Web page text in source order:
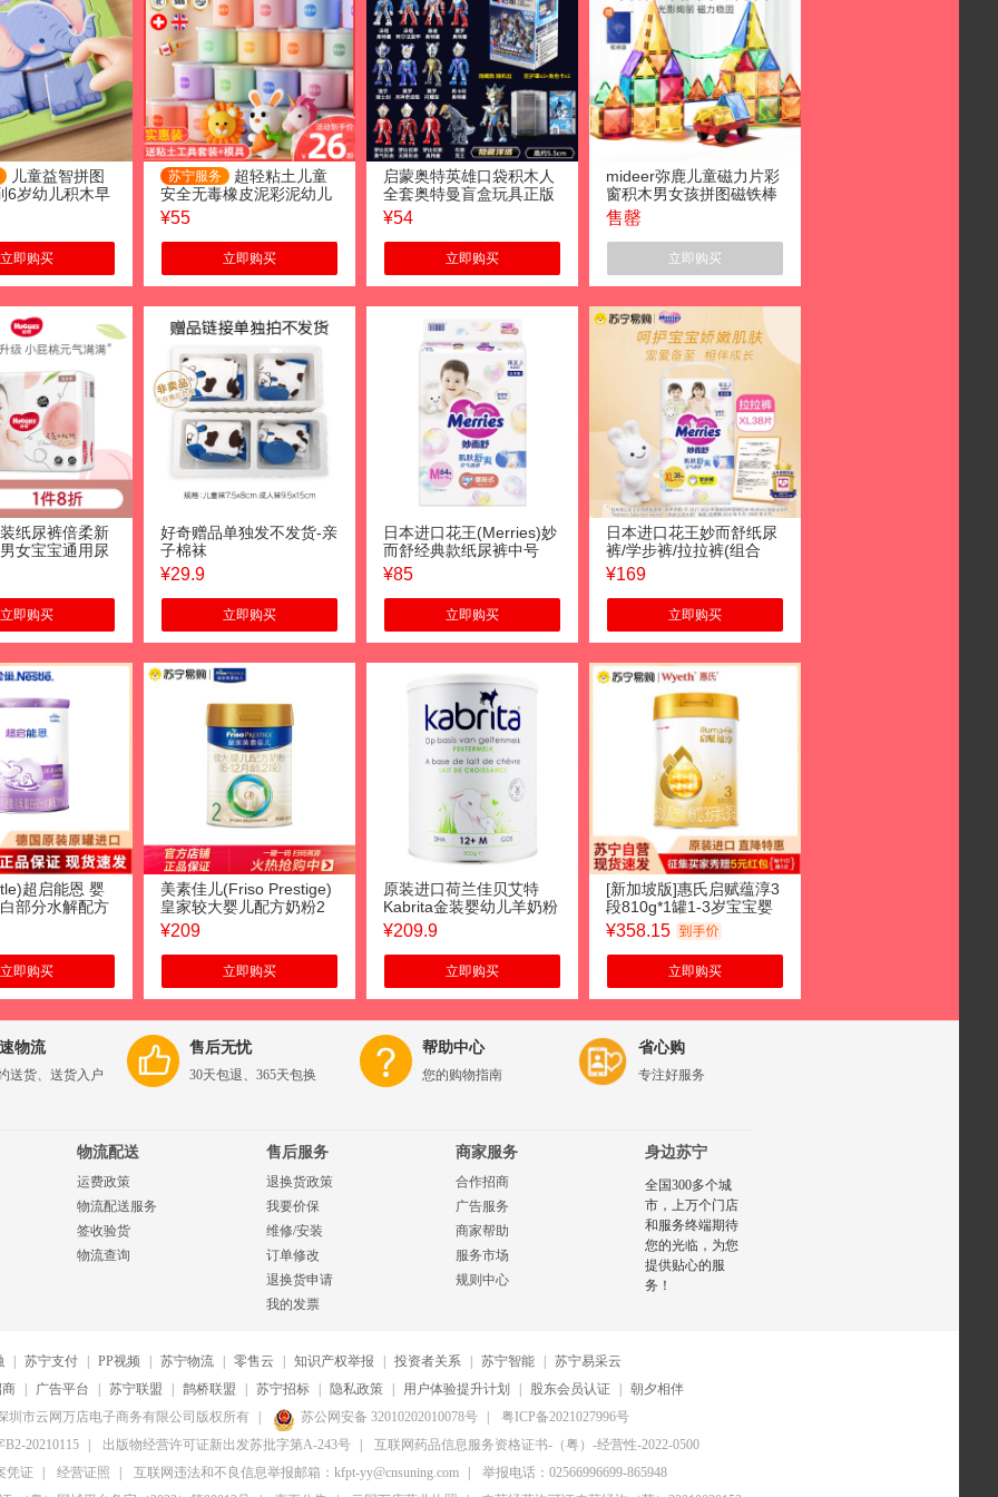
儿童益智拼图
6岁幼儿积木早
立即购买
苏宁服务
超轻粘土儿童
安全无毒橡皮泥彩泥幼儿
园diy太空黏土手工玩具
2430
¥55
立即购买
启蒙奥特英雄口袋积木人
全套奥特曼盲盒玩具正版
手办公仔套装卡片 炫闪版
第二弹-随机三盒
¥54
立即购买
mideer弥鹿儿童磁力片彩
窗积木男女孩拼图磁铁棒
益智启蒙轨道玩具
售罄
立即购买
纸尿裤倍柔新
女宝宝通用尿
立即购买
好奇赠品单独发不发货-亲
子棉袜
¥29.9
立即购买
日本进口花王(Merries)妙
而舒经典款纸尿裤中号
M64片(6-11KG)新生儿出
生婴儿男女宝宝纸尿裤尿
不湿
¥85
立即购买
日本进口花王妙而舒纸尿
裤/学步裤/拉拉裤(组合
款)NB/S/M/L/XL/XXL码男
女宝宝尿不湿2包装 拉拉
裤XL码38片（经典版）2
¥169
立即购买
超启能恩 婴
部分水解配方
立即购买
美素佳儿(Friso Prestige)
皇家较大婴儿配方奶粉2
段(6-12个月婴幼儿适
用)400g
¥209
立即购买
原装进口荷兰佳贝艾特
Kabrita金装婴幼儿羊奶粉
3段1岁以上800g
¥209.9
立即购买
[新加坡版]惠氏启赋蕴淳3
段810g*1罐1-3岁宝宝婴
幼儿童配方奶粉
¥358.15
立即购买
物流
送货、送货入户
售后无忧
30天包退、365天包换
帮助中心
您的购物指南
省心购
专注好服务
物流配送
运费政策
物流配送服务
签收验货
物流查询
售后服务
退换货政策
我要价保
维修/安装
订单修改
退换货申请
我的发票
商家服务
合作招商
广告服务
商家帮助
服务市场
规则中心
身边苏宁
全国300多个城
市，上万个门店
和服务终端期待
您的光临，为您
提供贴心的服
务！
苏宁支付 PP视频 苏宁物流 零售云 知识产权举报 投资者关系 苏宁智能
苏宁易采云
广告平台 苏宁联盟 鹊桥联盟 苏宁招标 隐私政策 用户体验提升计划 股东会员认证
朝夕相伴
圳市云网万店电子商务有限公司版权所有
苏公网安备 32010202010078号
粤ICP备2021027996号
20210115
出版物经营许可证新出发苏批字第A-243号
互联网药品信息服务资格证书-（粤）-经营性-2022-0500
凭证
经营证照 互联网违法和不良信息举报邮箱：kfpt-yy@cnsuning.com
举报电话：02566996699-865948